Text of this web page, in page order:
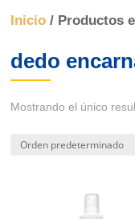
Inicio / Productos
dedo
Mostrando el único